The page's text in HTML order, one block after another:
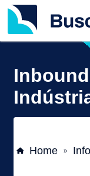
Home »